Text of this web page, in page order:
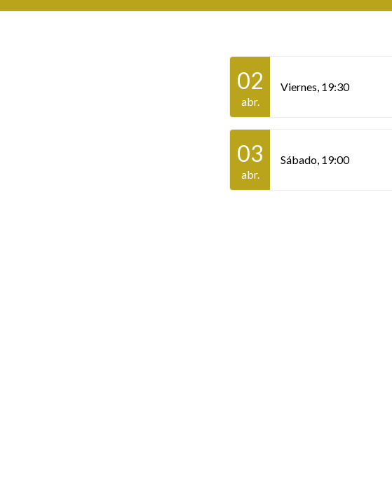
02
abr.
Viernes, 19:30
03
abr.
Sábado, 19:00